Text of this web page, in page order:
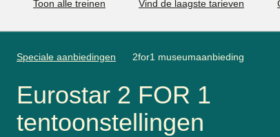
Toon alle treinen Vind de laagste tarieven
Speciale aanbiedingen 2for1 museumaanbieding
Eurostar 2 FOR 1
tentoonstellingen